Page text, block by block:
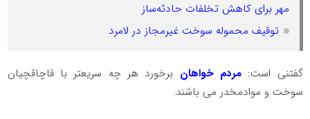
مهر برای کاهش تخلفات حادثه‌ساز
توقیف محموله سوخت غیرمجاز در لامرد
گفتنی است: مردم خواهان برخورد هر چه سریعتر با قاچاقچیان
سوخت و موادمخدر می باشند.